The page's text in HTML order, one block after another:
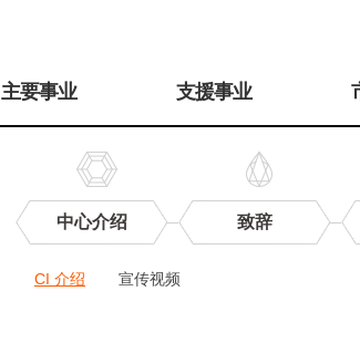
메
主要事业 支援事业
中心介绍 致辞
CI 介绍 宣传视频